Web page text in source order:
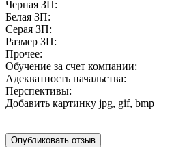
Черная ЗП:
Белая ЗП:
Серая ЗП:
Размер ЗП:
Прочее:
Обучение за счет компании:
Адекватность начальства:
Перспективы:
Добавить картинку jpg, gif, bmp